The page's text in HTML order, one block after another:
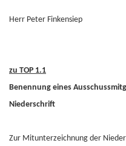
Herr Peter Finkensiep
zu TOP 1.1
Benennung eines
Niederschrift
Zur Mitunterzeichnung der